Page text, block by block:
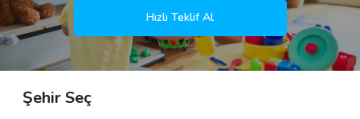
Kategoriler
🎈 Biz Kimiz?
Hızlı Teklif Al
Şehir Seç